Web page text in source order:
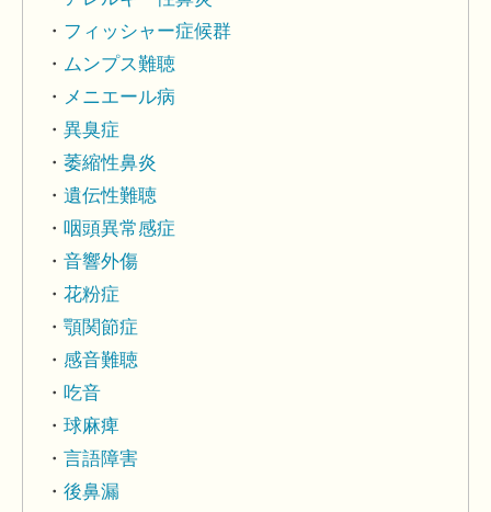
フィッシャー症候群
ムンプス難聴
メニエール病
異臭症
萎縮性鼻炎
遺伝性難聴
咽頭異常感症
音響外傷
花粉症
顎関節症
感音難聴
吃音
球麻痺
言語障害
後鼻漏